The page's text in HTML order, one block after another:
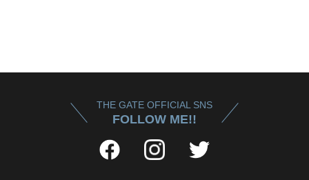
THE GATE OFFICIAL SNS
FOLLOW ME!!